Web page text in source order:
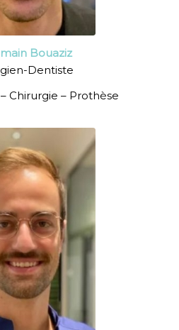
Bouaziz
Dentiste
Chirurgie – Prothèse